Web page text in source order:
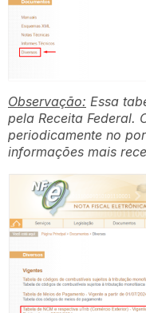
Observação: Essa
pela Receita Federal.
periodicamente no
informações mais